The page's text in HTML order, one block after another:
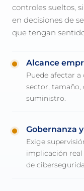
controles sueltos,
en decisiones de
que tengan
Alcance
Puede afectar
sector, tamaño,
suministro.
Gobernanza
Exige
implicación
de